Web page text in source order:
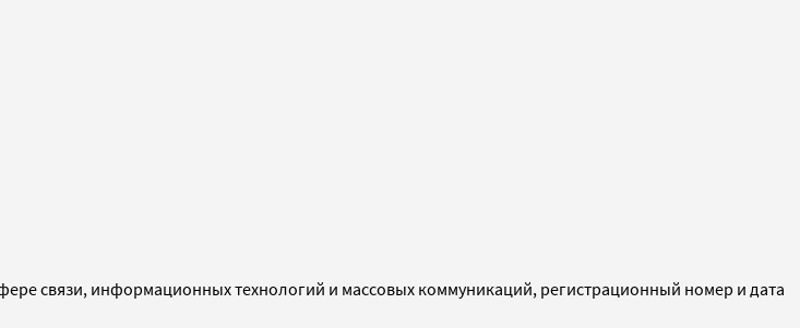
связи, информационных технологий и массовых коммуникаций, регистрационный номер и дата